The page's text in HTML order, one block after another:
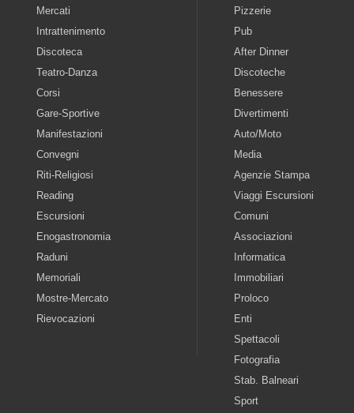
Mercati
Intrattenimento
Discoteca
Teatro-Danza
Corsi
Gare-Sportive
Manifestazioni
Convegni
Riti-Religiosi
Reading
Escursioni
Enogastronomia
Raduni
Memoriali
Mostre-Mercato
Rievocazioni
Pizzerie
Pub
After Dinner
Discoteche
Benessere
Divertimenti
Auto/Moto
Media
Agenzie Stampa
Viaggi Escursioni
Comuni
Associazioni
Informatica
Immobiliari
Proloco
Enti
Spettacoli
Fotografia
Stab. Balneari
Sport